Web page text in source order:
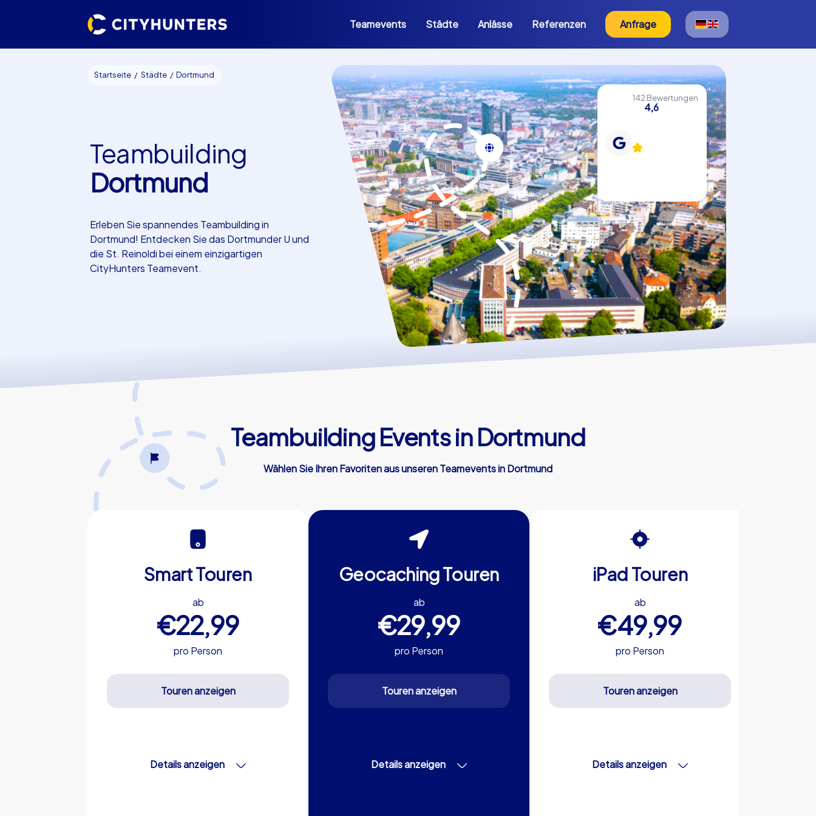
Teamevents Städte Anlässe Referenzen Anfrage
Startseite Städte Dortmund
142 Bewertungen
4,6
Teambuilding
Dortmund
Erleben Sie spannendes Teambuilding in
Dortmund! Entdecken Sie das Dortmunder U und
die St. Reinoldi bei einem einzigartigen
CityHunters Teamevent.
Teambuilding Events in Dortmund
Wählen Sie Ihren Favoriten aus unseren Teamevents in Dortmund
Smart Touren
ab
€22,99
pro Person
Touren anzeigen
Details anzeigen
Geocaching Touren
ab
€29,99
pro Person
Touren anzeigen
Details anzeigen
iPad Touren
ab
€49,99
pro Person
Touren anzeigen
Details anzeigen